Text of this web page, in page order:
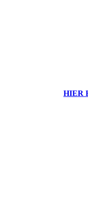
HIER